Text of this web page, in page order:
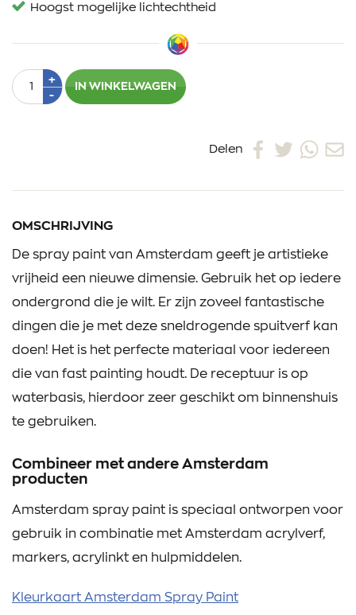
Hoogst mogelijke lichtechtheid
Aantal+Plus
-Min
IN WINKELWAGEN
Delen
OMSCHRIJVING
De spray paint van Amsterdam geeft je artistieke
vrijheid een nieuwe dimensie. Gebruik het op iedere
ondergrond die je wilt. Er zijn zoveel fantastische
dingen die je met deze sneldrogende spuitverf kan
doen! Het is het perfecte materiaal voor iedereen
die van fast painting houdt. De receptuur is op
waterbasis, hierdoor zeer geschikt om binnenshuis
te gebruiken.
Combineer met andere Amsterdam
producten
Amsterdam spray paint is speciaal ontworpen voor
gebruik in combinatie met Amsterdam acrylverf,
markers, acrylinkt en hulpmiddelen.
Kleurkaart Amsterdam Spray Paint